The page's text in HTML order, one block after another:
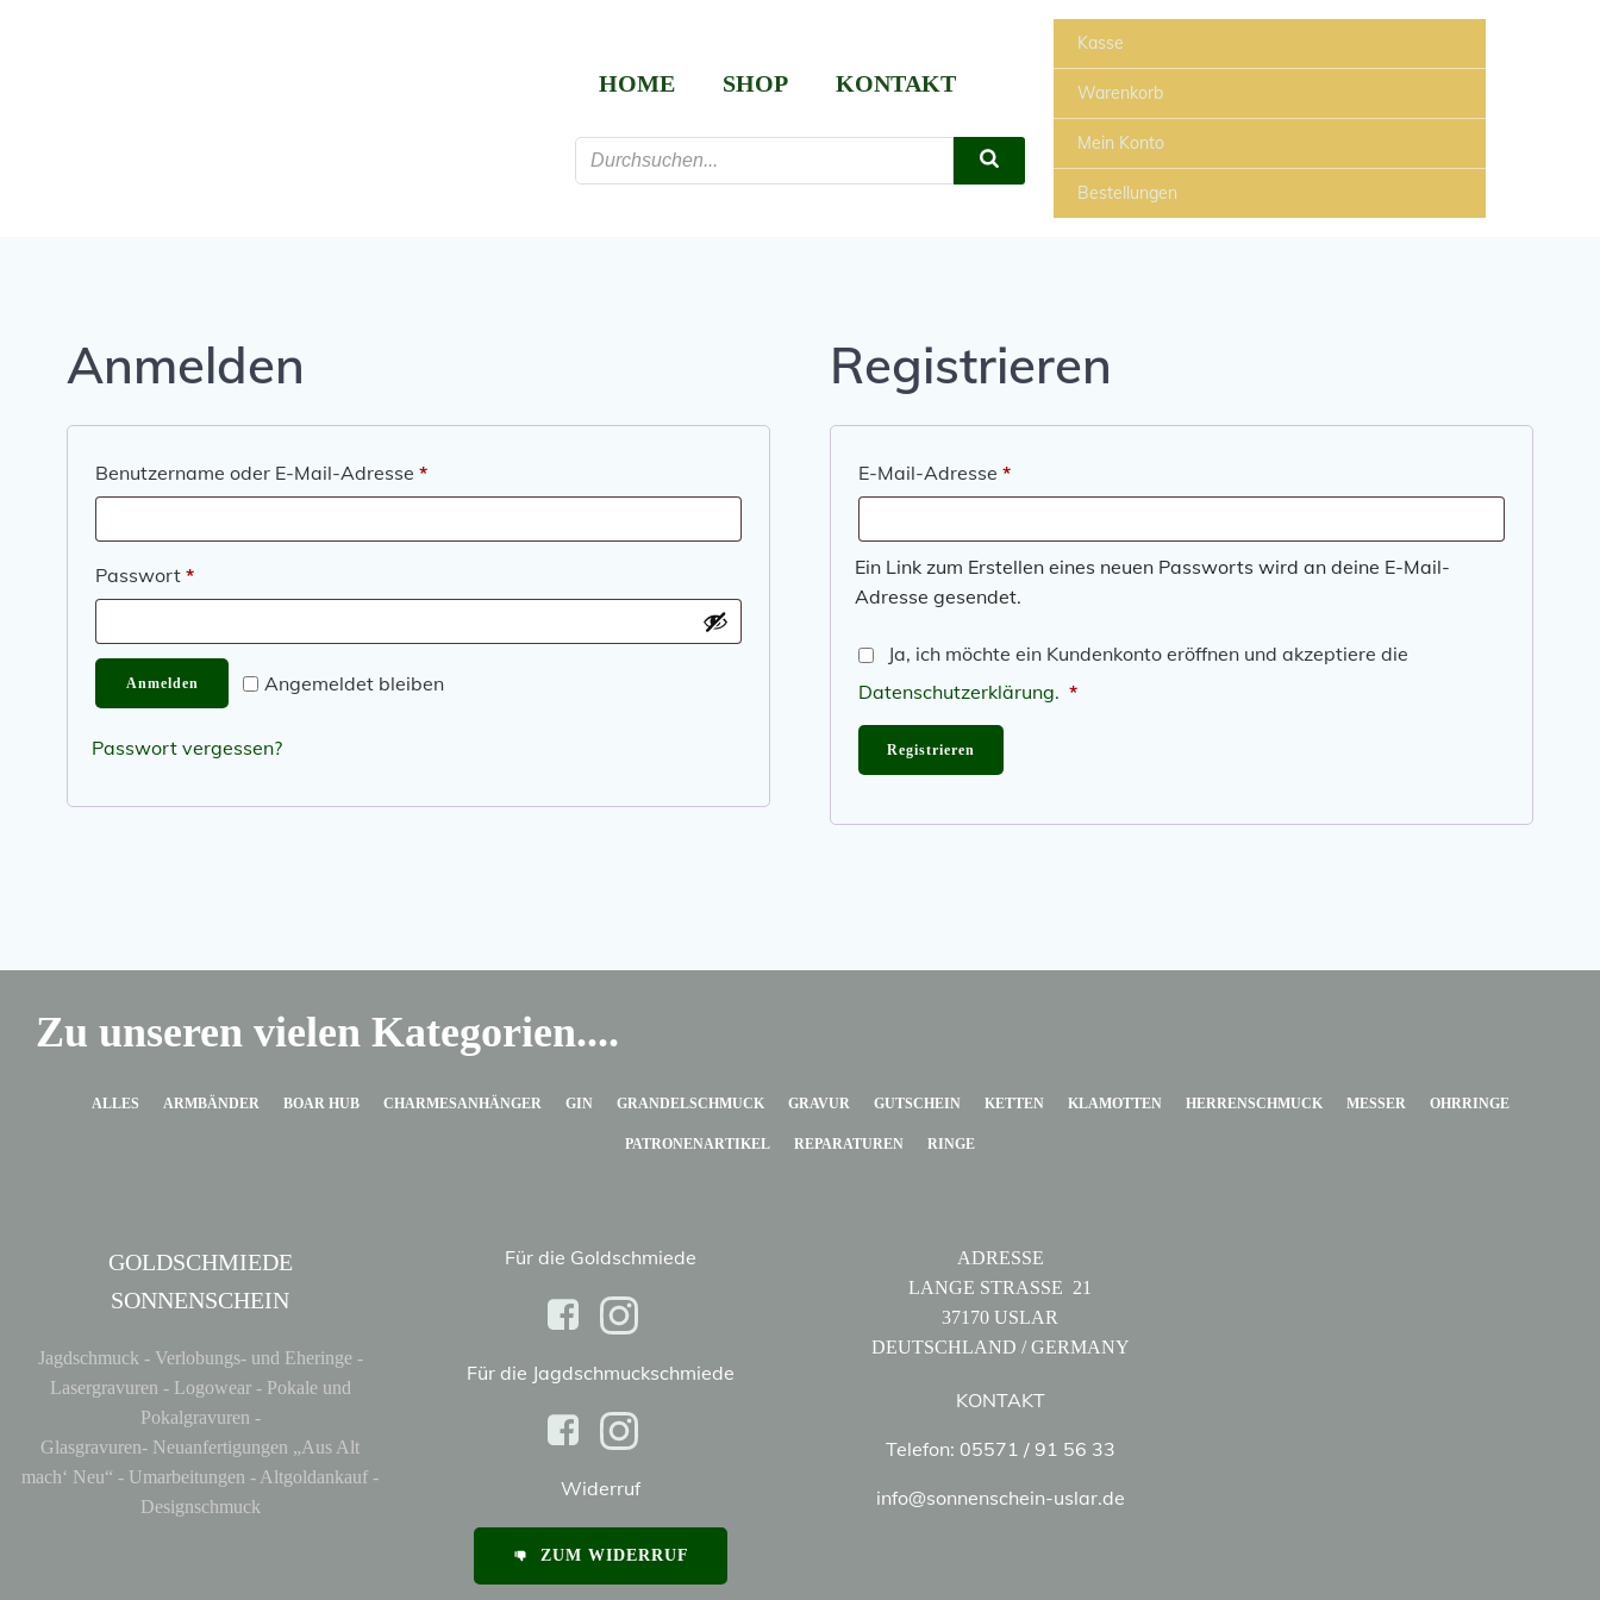
HOME SHOP KONTAKT
Kasse
Warenkorb
Mein Konto
Bestellungen
Anmelden
Benutzername oder E-Mail-Adresse *Erforderlich
Passwort *Erforderlich
Angemeldet bleiben
Anmelden
Passwort vergessen?
Registrieren
E-Mail-Adresse *Erforderlich
Ein Link zum Erstellen eines neuen Passworts wird an deine E-Mail-
Adresse gesendet.
Ja, ich möchte ein Kundenkonto eröffnen und akzeptiere die
Datenschutzerklärung. *Erforderlich
Registrieren
Zu unseren vielen Kategorien....
ALLES ARMBÄNDER BOAR HUB CHARMESANHÄNGER GIN GRANDELSCHMUCK GRAVUR GUTSCHEIN KETTEN KLAMOTTEN HERRENSCHMUCK MESSER OHRRINGE
PATRONENARTIKEL REPARATUREN RINGE
GOLDSCHMIEDE
SONNENSCHEIN
Jagdschmuck - Verlobungs- und Eheringe -
Lasergravuren - Logowear - Pokale und
Pokalgravuren -
Glasgravuren- Neuanfertigungen „Aus Alt
mach‘ Neu“ - Umarbeitungen - Altgoldankauf -
Designschmuck
Für die Goldschmiede
Für die Jagdschmuckschmiede
Widerruf
ZUM WIDERRUF
ADRESSE
LANGE STRASSE 21
37170 USLAR
DEUTSCHLAND / GERMANY
KONTAKT
Telefon: 05571 / 91 56 33
info@sonnenschein-uslar.de